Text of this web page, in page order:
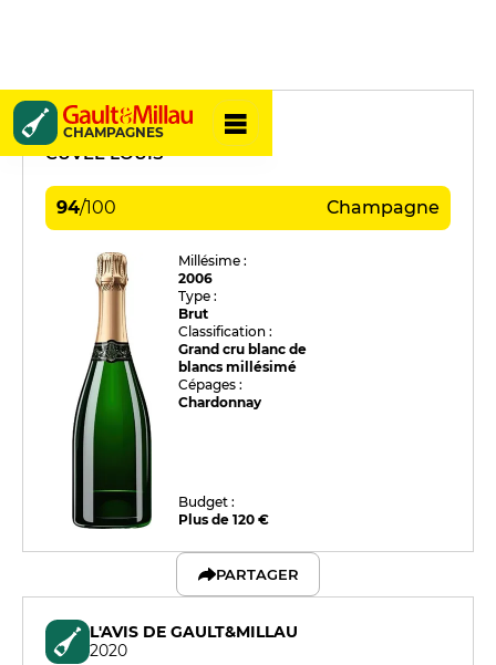
CHAMPAGNES
Billecart-Salmon
CUVÉE LOUIS
94/100 Champagne
Millésime :
2006
Type :
Brut
Classification :
Grand cru blanc de
blancs millésimé
Cépages :
Chardonnay
Budget :
Plus de 120 €
PARTAGER
L'AVIS DE GAULT&MILLAU
2020